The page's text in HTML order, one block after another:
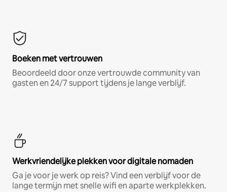
Boeken met vertrouwen
Beoordeeld door onze vertrouwde community van
gasten en 24/7 support tijdens je lange verblijf.
Werkvriendelijke plekken voor digitale nomaden
Ga je voor je werk op reis? Vind een verblijf voor de
lange termijn met snelle wifi en aparte werkplekken.